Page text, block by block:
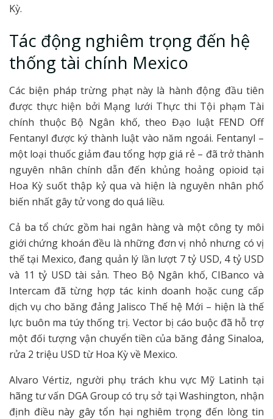
Kỳ.
Tác động nghiêm trọng đến hệ
thống tài chính Mexico
Các biện pháp trừng phạt này là hành động đầu tiên
được thực hiện bởi Mạng lưới Thực thi Tội phạm Tài
chính thuộc Bộ Ngân khố, theo Đạo luật FEND Off
Fentanyl được ký thành luật vào năm ngoái. Fentanyl –
một loại thuốc giảm đau tổng hợp giá rẻ – đã trở thành
nguyên nhân chính dẫn đến khủng hoảng opioid tại
Hoa Kỳ suốt thập kỷ qua và hiện là nguyên nhân phổ
biến nhất gây tử vong do quá liều.
Cả ba tổ chức gồm hai ngân hàng và một công ty môi
giới chứng khoán đều là những đơn vị nhỏ nhưng có vị
thế tại Mexico, đang quản lý lần lượt 7 tỷ USD, 4 tỷ USD
và 11 tỷ USD tài sản. Theo Bộ Ngân khố, CIBanco và
Intercam đã từng hợp tác kinh doanh hoặc cung cấp
dịch vụ cho băng đảng Jalisco Thế hệ Mới – hiện là thế
lực buôn ma túy thống trị. Vector bị cáo buộc đã hỗ trợ
một đối tượng vận chuyển tiền của băng đảng Sinaloa,
rửa 2 triệu USD từ Hoa Kỳ về Mexico.
Alvaro Vértiz, người phụ trách khu vực Mỹ Latinh tại
hãng tư vấn DGA Group có trụ sở tại Washington, nhận
định điều này gây tổn hại nghiêm trọng đến lòng tin